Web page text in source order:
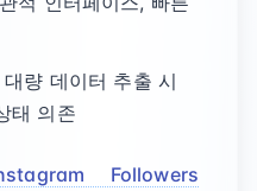
량 데이터 추출 시
태 의존
Followers